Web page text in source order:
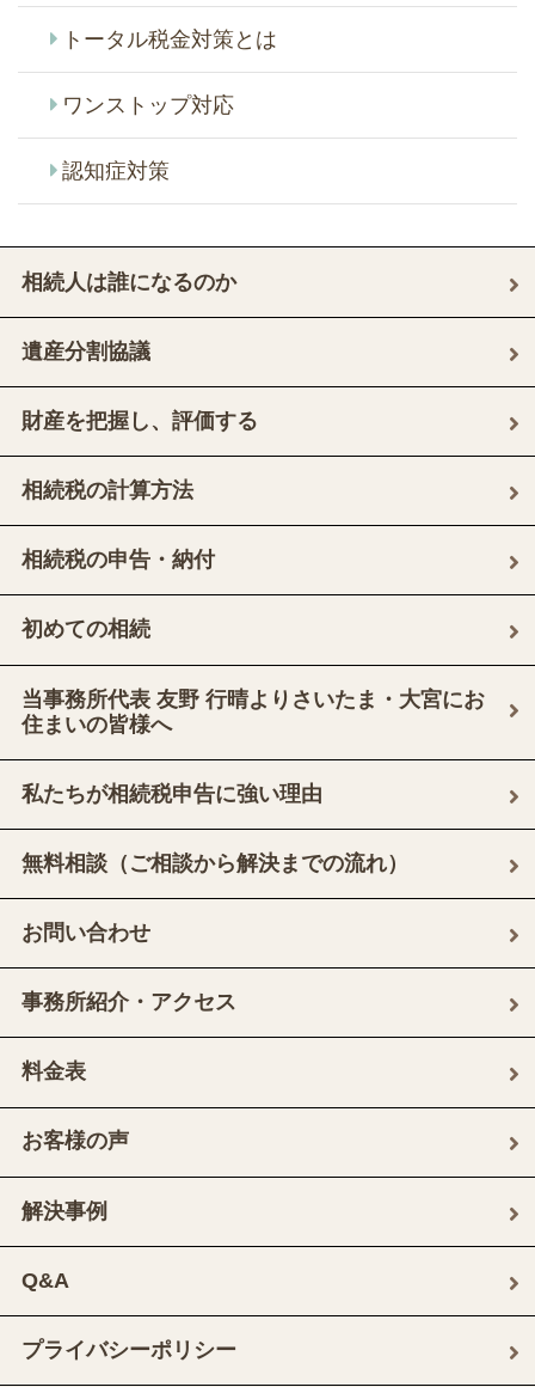
トータル税金対策とは
ワンストップ対応
認知症対策
相続人は誰になるのか
遺産分割協議
財産を把握し、評価する
相続税の計算方法
相続税の申告・納付
初めての相続
当事務所代表 友野 行晴よりさいたま・大宮にお
住まいの皆様へ
私たちが相続税申告に強い理由
無料相談（ご相談から解決までの流れ）
お問い合わせ
事務所紹介・アクセス
料金表
お客様の声
解決事例
Q&A
プライバシーポリシー